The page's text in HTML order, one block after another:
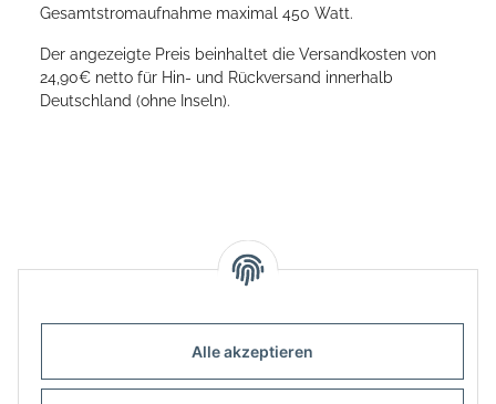
Alle akzeptieren
Gesamtstromaufnahme maximal 450 Watt.
Der angezeigte Preis beinhaltet die Versandkosten von
24,90€ netto für Hin- und Rückversand innerhalb
Deutschland (ohne Inseln).
Informationen